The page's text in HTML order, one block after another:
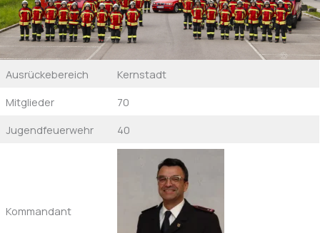
Ausrückebereich
Kernstadt
Mitglieder
70
Jugendfeuerwehr
40
Kommandant